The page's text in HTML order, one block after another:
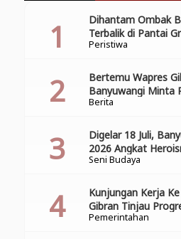
Peristiwa
Dihantam Ombak
Terbalik di Pantai
Gabungan
Berita
Bertemu Wapres
Banyuwangi Minta
Perizinan
Seni Budaya
Digelar 18 Juli,
2026 Angkat
Pemerintahan
Kunjungan Kerja
Gibran Tinjau
Banyuwang